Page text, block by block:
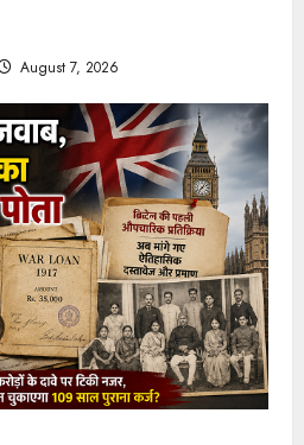
August 7, 2026